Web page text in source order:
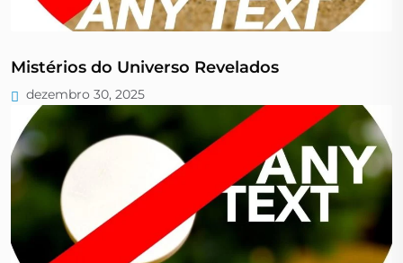
Mistérios do Universo Revelados
dezembro 30, 2025